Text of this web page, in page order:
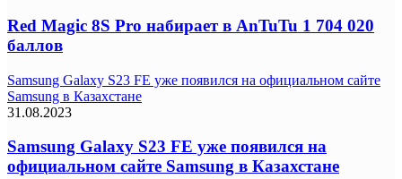
Red Magic 8S Pro набирает в AnTuTu 1 704 020
баллов
Samsung Galaxy S23 FE уже появился на официальном сайте
Samsung в Казахстане
31.08.2023
Samsung Galaxy S23 FE уже появился на
официальном сайте Samsung в Казахстане